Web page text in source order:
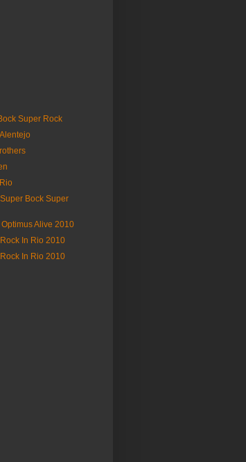
Super Rock
Bock Super
Alive 2010
In Rio 2010
In Rio 2010